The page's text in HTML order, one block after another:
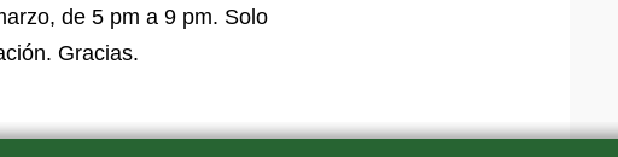
de 5 pm a 9 pm. Solo
Gracias.